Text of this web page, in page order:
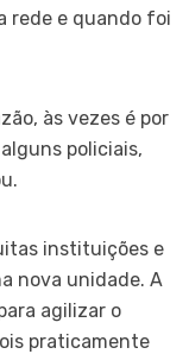
rede e quando foi
às vezes é por
policiais,
instituições e
nova unidade. A
agilizar o
praticamente